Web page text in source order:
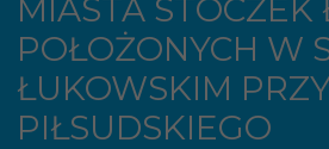
MIASTA STOCZEK
POŁOŻONYCH W
ŁUKOWSKIM
PIŁSUDSKIEGO